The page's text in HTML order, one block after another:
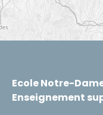
Ecole Notre-
Enseignement